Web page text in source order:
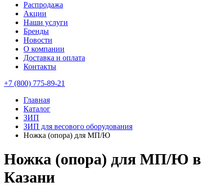
Распродажа
Акции
Наши услуги
Бренды
Новости
О компании
Доставка и оплата
Контакты
+7 (800) 775-89-21
Главная
Каталог
ЗИП
ЗИП для весового оборудования
Ножка (опора) для МП/Ю
Ножка (опора) для МП/Ю в
Казани